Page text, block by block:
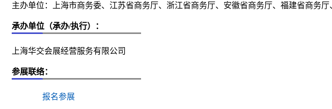
主办单位：上海市商务委、江苏省商务厅、浙江省商务厅、安徽省商务厅、福建省商务
承办单位（承办/执行）：
上海华交会展经营服务有限公司
参展联络：
报名参展